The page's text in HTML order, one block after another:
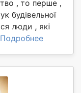
, то перше ,
будівельної
люди , які
Подробнее